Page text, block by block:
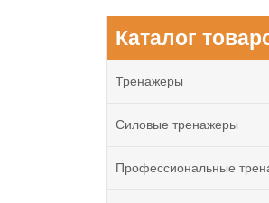
Каталог
Тренажеры
Силовые тренажеры
Профессиональные